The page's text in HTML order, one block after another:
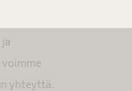
yhteyttä.